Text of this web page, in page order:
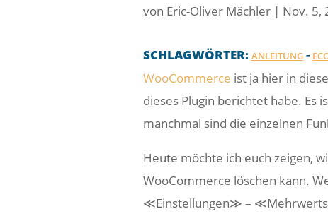
von Eric-Oliver Mächler| Nov. 5,
SCHLAGWÖRTER: ANLEITUNG-
WooCommerce ist ja hier in
dieses Plugin berichtet habe. Es
manchmal sind die einzelnen
Heute möchte ich euch zeigen,
WooCommerce löschen kann.
≪Einstellungen≫ –